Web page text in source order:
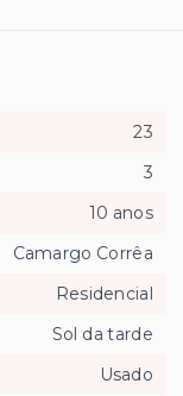
23
3
10 anos
Camargo Corrêa
Residencial
Sol da tarde
Usado